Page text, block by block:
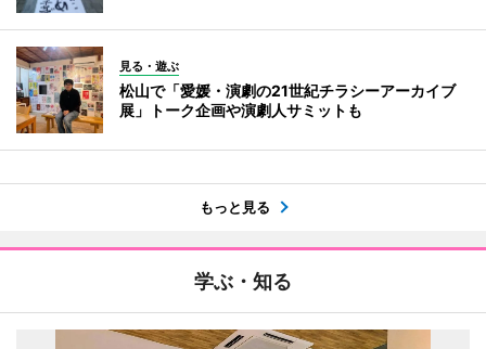
見る・遊ぶ
松山で「愛媛・演劇の21世紀チラシーアーカイブ
展」トーク企画や演劇人サミットも
もっと見る
学ぶ・知る